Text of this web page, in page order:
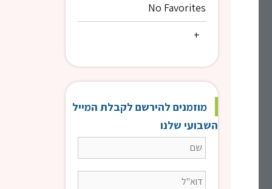
No Favorites
מוזמנים להירשם לקבלת המייל
השבועי שלנו